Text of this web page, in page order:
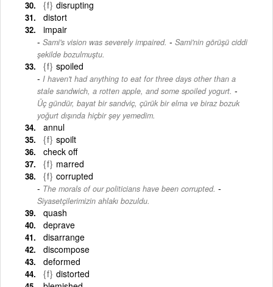
{f} disrupting
distort
impair
Sami's vision was severely impaired. - Sami'nin görüşü ciddi
şekilde bozulmuştu.
{f} spoiled
I haven't had anything to eat for three days other than a
stale sandwich, a rotten apple, and some spoiled yogurt. -
Üç gündür, bayat bir sandviç, çürük bir elma ve biraz bozuk
yoğurt dışında hiçbir şey yemedim.
annul
{f} spoilt
check off
{f} marred
{f} corrupted
The morals of our politicians have been corrupted. -
Siyasetçilerimizin ahlakı bozuldu.
quash
deprave
disarrange
discompose
deformed
{f} distorted